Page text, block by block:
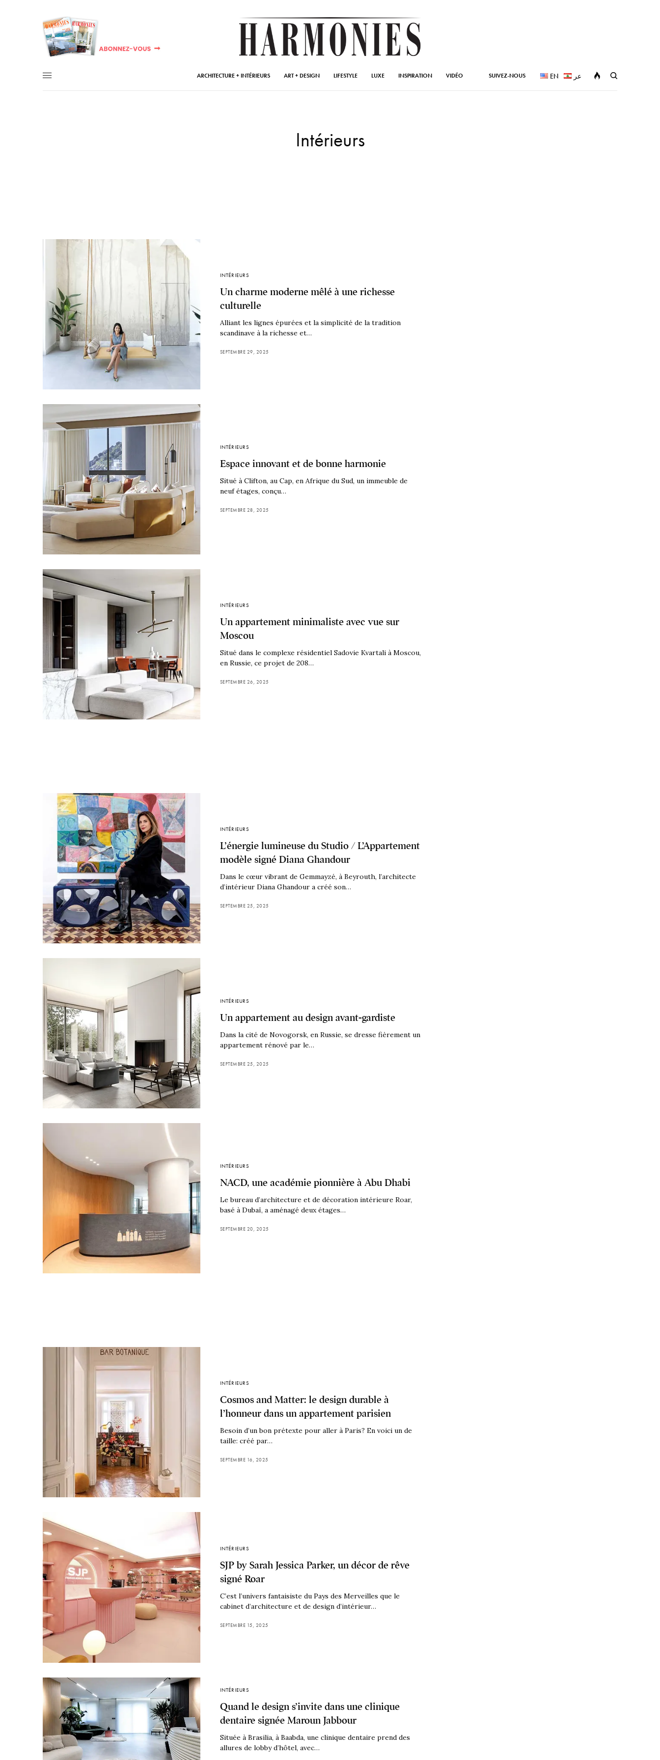
ARCHITECTURE + INTÉRIEURS ART + DESIGN LIFESTYLE LUXE INSPIRATION VIDÉO SUIVEZ-NOUS EN عر
Intérieurs
INTÉRIEURS
Un charme moderne mêlé à une richesse
culturelle
Alliant les lignes épurées et la simplicité de la tradition
scandinave à la richesse et…
SEPTEMBRE 29, 2025
INTÉRIEURS
Espace innovant et de bonne harmonie
Situé à Clifton, au Cap, en Afrique du Sud, un immeuble de
neuf étages, conçu…
SEPTEMBRE 28, 2025
INTÉRIEURS
Un appartement minimaliste avec vue sur
Moscou
Situé dans le complexe résidentiel Sadovie Kvartali à Moscou,
en Russie, ce projet de 208…
SEPTEMBRE 26, 2025
INTÉRIEURS
L’énergie lumineuse du Studio / L’Appartement
modèle signé Diana Ghandour
Dans le cœur vibrant de Gemmayzé, à Beyrouth, l’architecte
d’intérieur Diana Ghandour a créé son…
SEPTEMBRE 25, 2025
INTÉRIEURS
Un appartement au design avant-gardiste
Dans la cité de Novogorsk, en Russie, se dresse fièrement un
appartement rénové par le…
SEPTEMBRE 25, 2025
INTÉRIEURS
NACD, une académie pionnière à Abu Dhabi
Le bureau d’architecture et de décoration intérieure Roar,
basé à Dubaï, a aménagé deux étages…
SEPTEMBRE 20, 2025
INTÉRIEURS
Cosmos and Matter: le design durable à
l’honneur dans un appartement parisien
Besoin d’un bon prétexte pour aller à Paris? En voici un de
taille: créé par…
SEPTEMBRE 16, 2025
INTÉRIEURS
SJP by Sarah Jessica Parker, un décor de rêve
signé Roar
C’est l’univers fantaisiste du Pays des Merveilles que le
cabinet d’architecture et de design d’intérieur…
SEPTEMBRE 15, 2025
INTÉRIEURS
Quand le design s’invite dans une clinique
dentaire signée Maroun Jabbour
Située à Brasilia, à Baabda, une clinique dentaire prend des
allures de lobby d’hôtel, avec…